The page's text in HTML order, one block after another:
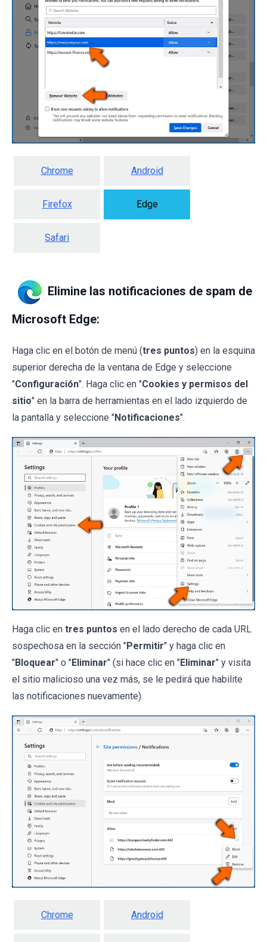
Chrome Android
Firefox Edge
Safari
Elimine las notificaciones de spam de
Microsoft Edge:
Haga clic en el botón de menú (tres puntos) en la esquina
superior derecha de la ventana de Edge y seleccione
"Configuración". Haga clic en "Cookies y permisos del
sitio" en la barra de herramientas en el lado izquierdo de
la pantalla y seleccione "Notificaciones".
Haga clic en tres puntos en el lado derecho de cada URL
sospechosa en la sección "Permitir" y haga clic en
"Bloquear" o "Eliminar" (si hace clic en "Eliminar" y visita
el sitio malicioso una vez más, se le pedirá que habilite
las notificaciones nuevamente).
Chrome Android